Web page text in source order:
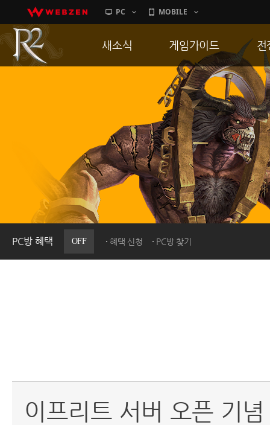
PC MOBILE
PC방 혜택 OFF 혜택 신청 PC방 찾기
새소식
이벤트
히스토리
PC방으로간다
게임가이드
게임 특징
서버가이드
신병훈련소
세부가이드
통합보급센터
전
통
공
이프리트 서버 오픈 기